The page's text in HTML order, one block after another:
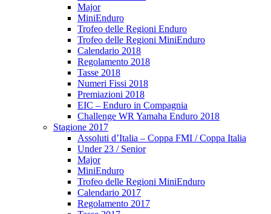
Major
MiniEnduro
Trofeo delle Regioni Enduro
Trofeo delle Regioni MiniEnduro
Calendario 2018
Regolamento 2018
Tasse 2018
Numeri Fissi 2018
Premiazioni 2018
EIC – Enduro in Compagnia
Challenge WR Yamaha Enduro 2018
Stagione 2017
Assoluti d’Italia – Coppa FMI / Coppa Italia
Under 23 / Senior
Major
MiniEnduro
Trofeo delle Regioni MiniEnduro
Calendario 2017
Regolamento 2017